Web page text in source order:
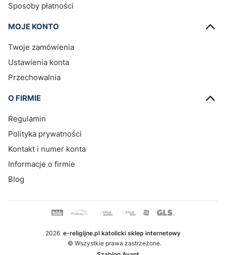
Sposoby płatności
MOJE KONTO
Twoje zamówienia
Ustawienia konta
Przechowalnia
O FIRMIE
Regulamin
Polityka prywatności
Kontakt i numer konta
Informacje o firmie
Blog
2026 e-religijne.pl katolicki sklep internetowy
© Wszystkie prawa zastrzeżone.